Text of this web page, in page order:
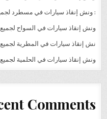
: ونش إنقاذ سيارات في مسطرد
ونش إنقاذ سيارات في السواح
نش إنقاذ سيارات في المطرية
ونش إنقاذ سيارات في الحلمية
Comments